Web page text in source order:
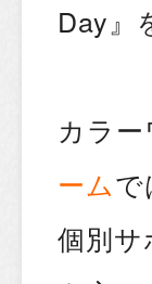
Day』
カラ
ームで
個別